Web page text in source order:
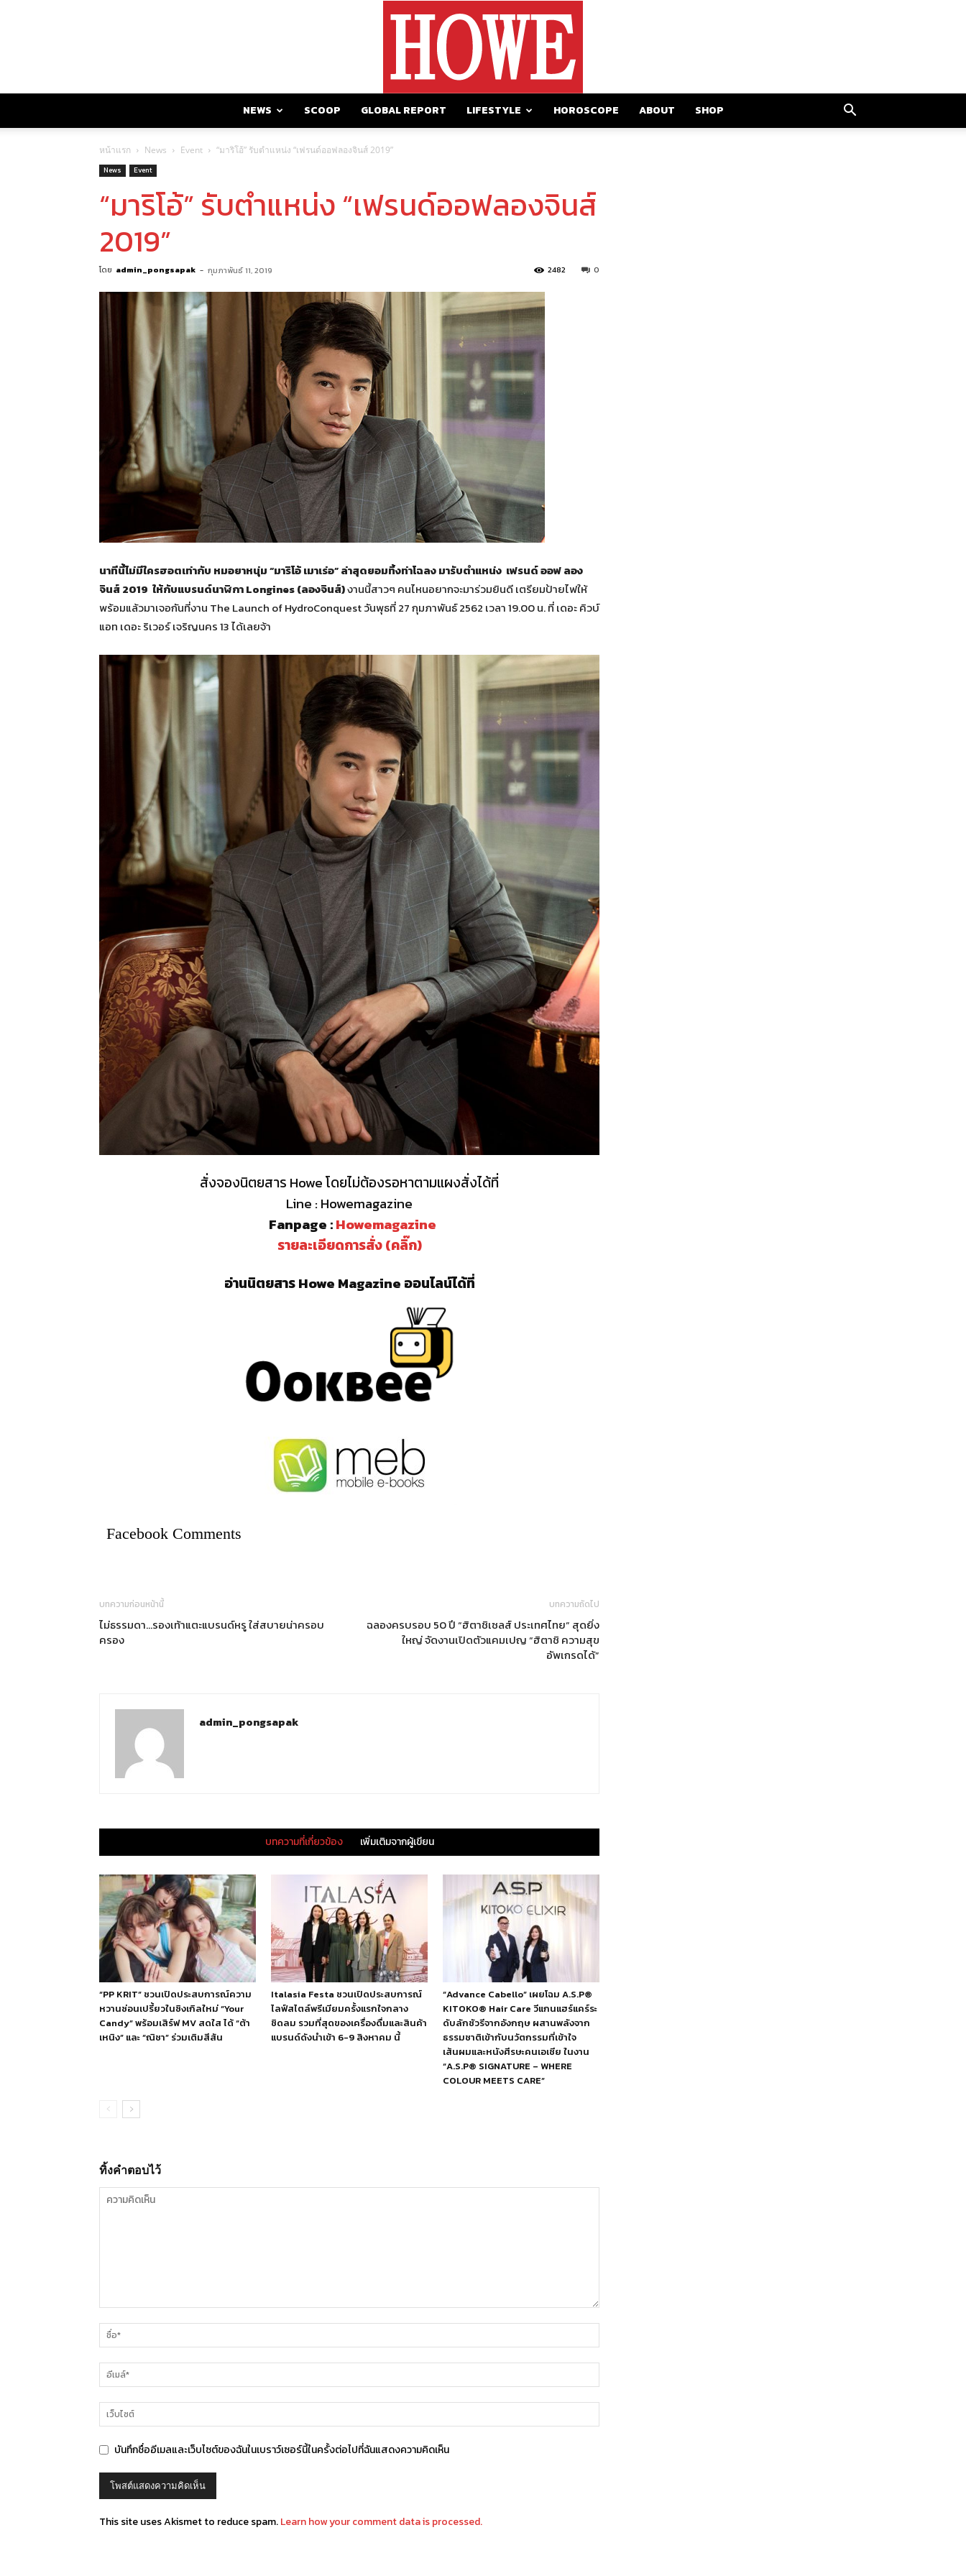
NEWS SCOOP GLOBAL REPORT LIFESTYLE HOROSCOPE ABOUT SHOP
หน้าแรก News Event “มาริโอ้” รับตำแหน่ง “เฟรนด์ออฟลองจินส์ 2019”
News Event
“มาริโอ้” รับตำแหน่ง “เฟรนด์ออฟลองจินส์
2019”
โดย admin_pongsapak - กุมภาพันธ์ 11, 2019 0
2482
นาทีนี้ไม่มีใครฮอตเท่ากับ หมอยาหนุ่ม “มาริโอ้ เมาเร่อ” ล่าสุดยอมทิ้งท่าโฉลง มารับตำแหน่ง เฟรนด์ ออฟ ลอง
จินส์ 2019 ให้กับแบรนด์นาฬิกา Longines (ลองจินส์)งานนี้สาวๆ คนไหนอยากจะมาร่วมยินดี เตรียมป้ายไฟให้
พร้อมแล้วมาเจอกันที่งาน The Launch of HydroConquest วันพุธที่ 27 กุมภาพันธ์ 2562 เวลา 19.00 น. ที่ เดอะ คิวบ์
แอท เดอะ ริเวอร์ เจริญนคร 13 ได้เลยจ้า
สั่งจองนิตยสาร Howe โดยไม่ต้องรอหาตามแผงสั่งได้ที่
Line : Howemagazine
Fanpage :Howemagazine
รายละเอียดการสั่ง (คลิ๊ก)
อ่านนิตยสาร Howe Magazine ออนไลน์ได้ที่
Facebook Comments
บทความก่อนหน้านี้
ไม่ธรรมดา…รองเท้าแตะแบรนด์หรู ใส่สบายน่าครอบ
ครอง
บทความถัดไป
ฉลองครบรอบ 50 ปี “ฮิตาชิเซลส์ ประเทศไทย” สุดยิ่ง
ใหญ่ จัดงานเปิดตัวแคมเปญ “ฮิตาชิ ความสุข
อัพเกรดได้”
admin_pongsapak
บทความที่เกี่ยวข้อง เพิ่มเติมจากผู้เขียน
“PP KRIT” ชวนเปิดประสบการณ์ความ
หวานซ่อนเปรี้ยวในซิงเกิลใหม่ “Your
Candy” พร้อมเสิร์ฟ MV สดใส ได้ “ต้า
เหนิง” และ “ณิชา” ร่วมเติมสีสัน
Italasia Festa ชวนเปิดประสบการณ์
ไลฟ์สไตล์พรีเมียมครั้งแรกใจกลาง
ชิดลม รวมที่สุดของเครื่องดื่มและสินค้า
แบรนด์ดังนำเข้า 6-9 สิงหาคม นี้
“Advance Cabello” เผยโฉม A.S.P®
KITOKO® Hair Care วีแกนแฮร์แคร์ระ
ดับลักชัวรีจากอังกฤษ ผสานพลังจาก
ธรรมชาติเข้ากับนวัตกรรมที่เข้าใจ
เส้นผมและหนังศีรษะคนเอเชีย ในงาน
“A.S.P® SIGNATURE – WHERE
COLOUR MEETS CARE”
ทิ้งคำตอบไว้
บันทึกชื่ออีเมลและเว็บไซต์ของฉันในเบราว์เซอร์นี้ในครั้งต่อไปที่ฉันแสดงความคิดเห็น
This site uses Akismet to reduce spam.Learn how your comment data is processed.